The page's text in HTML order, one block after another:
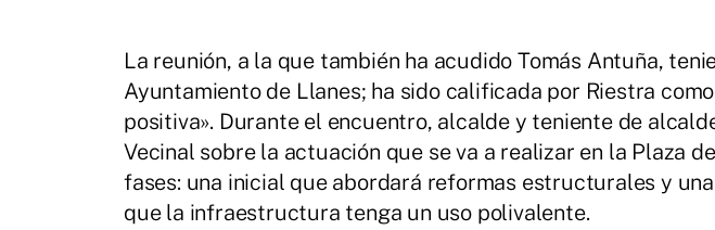
La reunión, a la que también ha acudido Tomás Antuña,
Ayuntamiento de Llanes; ha sido calificada por Riestra
positiva». Durante el encuentro, alcalde y teniente de
Vecinal sobre la actuación que se va a realizar en la Plaza
fases: una inicial que abordará reformas estructurales y
que la infraestructura tenga un uso polivalente.